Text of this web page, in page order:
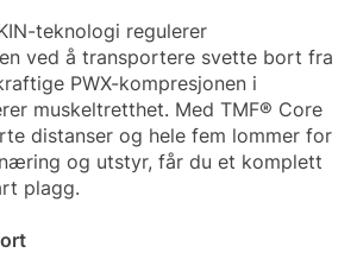
teknologi regulerer
ved å transportere svette bort fra
PWX-kompresjonen i
muskeltretthet. Med TMF® Core
distanser og hele fem lommer for
og utstyr, får du et komplett
plagg.